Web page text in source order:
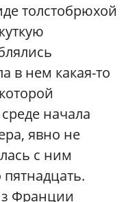
толстобрюхой
нем какая-то
начала
явно не
с ним
Франции